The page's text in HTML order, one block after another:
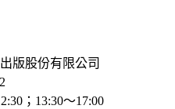
版股份有限公司
；13:30～17:00